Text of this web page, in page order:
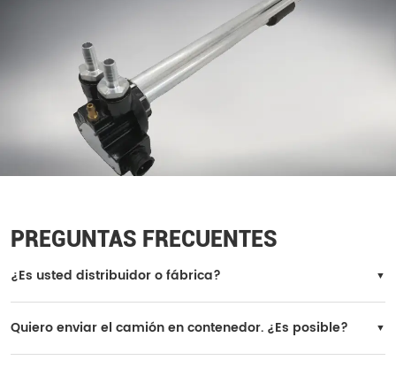
PREGUNTAS FRECUENTES
¿Es usted distribuidor o fábrica?
Quiero enviar el camión en contenedor. ¿Es posible?